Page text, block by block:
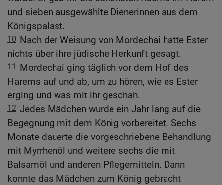
und sieben ausgewählte Dienerinnen aus dem
Königspalast.
10 Nach der Weisung von Mordechai hatte Ester
nichts über ihre jüdische Herkunft gesagt.
11
Mordechai ging täglich vor dem Hof des
Harems auf und ab, um zu hören, wie es Ester
erging und was mit ihr geschah.
12 Jedes Mädchen wurde ein Jahr lang auf die
Begegnung mit dem König vorbereitet. Sechs
Monate dauerte die vorgeschriebene Behandlung
mit Myrrhenöl und weitere sechs die mit
Balsamöl und anderen Pflegemitteln. Dann
konnte das Mädchen zum König gebracht